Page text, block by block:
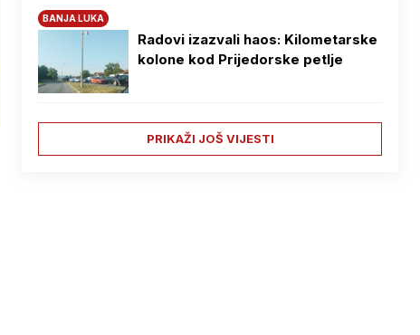
BANJA LUKA
Radovi izazvali haos: Kilometarske
kolone kod Prijedorske petlje
PRIKAŽI JOŠ VIJESTI